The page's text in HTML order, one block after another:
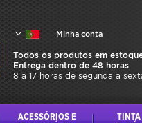
Minha conta
Todos os produtos em
Entrega dentro de 48 horas
8 a 17 horas de segunda a
ACESSÓRIOS E
TINTA